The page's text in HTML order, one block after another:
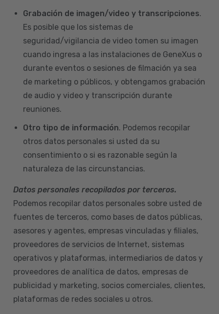
Grabación de imagen/video y transcripciones.
Es posible que los sistemas de
seguridad/vigilancia de video tomen su imagen
cuando ingresa a las instalaciones de GeneXus o
durante eventos o sesiones de filmación ya sea
de marketing o públicos, y obtengamos grabación
de audio y video y transcripción durante
reuniones.
Otro tipo de información. Podemos recopilar
otros datos personales si usted da su
consentimiento o si es razonable según la
naturaleza de las circunstancias.
Datos personales recopilados por terceros.
Podemos recopilar datos personales sobre usted de
fuentes de terceros, como bases de datos públicas,
asesores y agentes, empresas vinculadas y filiales,
proveedores de servicios de Internet, sistemas
operativos y plataformas, intermediarios de datos y
proveedores de analítica de datos, empresas de
publicidad y marketing, socios comerciales, clientes,
plataformas de redes sociales u otros.